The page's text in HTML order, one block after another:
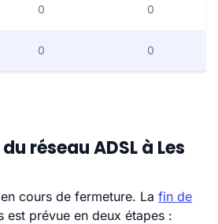
0 0
0 0
réseau ADSL à Les
cours de fermeture. La fin de
est prévue en deux étapes :